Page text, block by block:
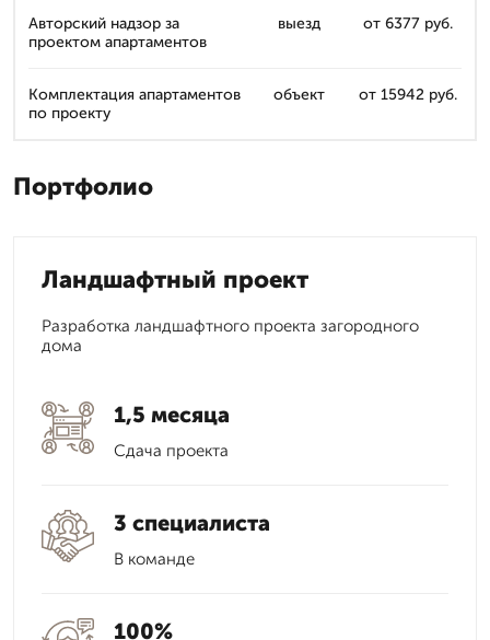
Авторский надзор за
проектом апартаментов
выезд от 6377 руб.
Комплектация апартаментов
по проекту
объект от 15942 руб.
Портфолио
Ландшафтный проект
Разработка ландшафтного проекта загородного
дома
1,5 месяца
Сдача проекта
3 специалиста
В команде
100%